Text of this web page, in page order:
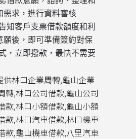
需求，進行資料審核
知客戶支票借款額度和利
願後，即可準備簽約對保
，立即撥款，最快不需要
供林口企業周轉,龜山企業
轉,林口公司借款,龜山公司
款,林口小額借款,龜山小額
款,林口汽車借款,林口機車
款,龜山機車借款,八里汽車